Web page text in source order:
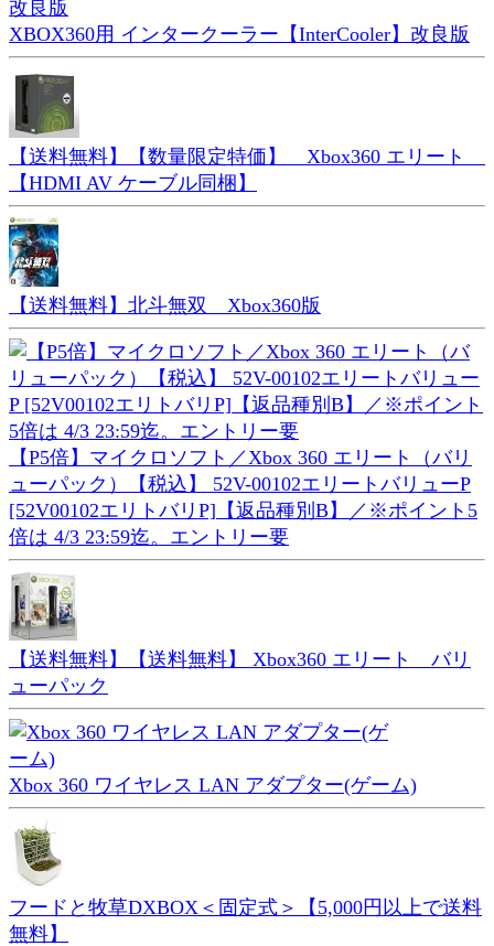
XBOX360用 インタークーラー【InterCooler】改良版
【送料無料】【数量限定特価】 Xbox360 エリート
【HDMI AV ケーブル同梱】
【送料無料】北斗無双 Xbox360版
【P5倍】マイクロソフト／Xbox 360 エリート（バリ
ューパック）【税込】 52V-00102エリートバリューP
[52V00102エリトバリP]【返品種別B】／※ポイント5
倍は 4/3 23:59迄。エントリー要
【送料無料】【送料無料】 Xbox360 エリート バリ
ューパック
Xbox 360 ワイヤレス LAN アダプター(ゲーム)
フードと牧草DXBOX＜固定式＞【5,000円以上で送料
無料】